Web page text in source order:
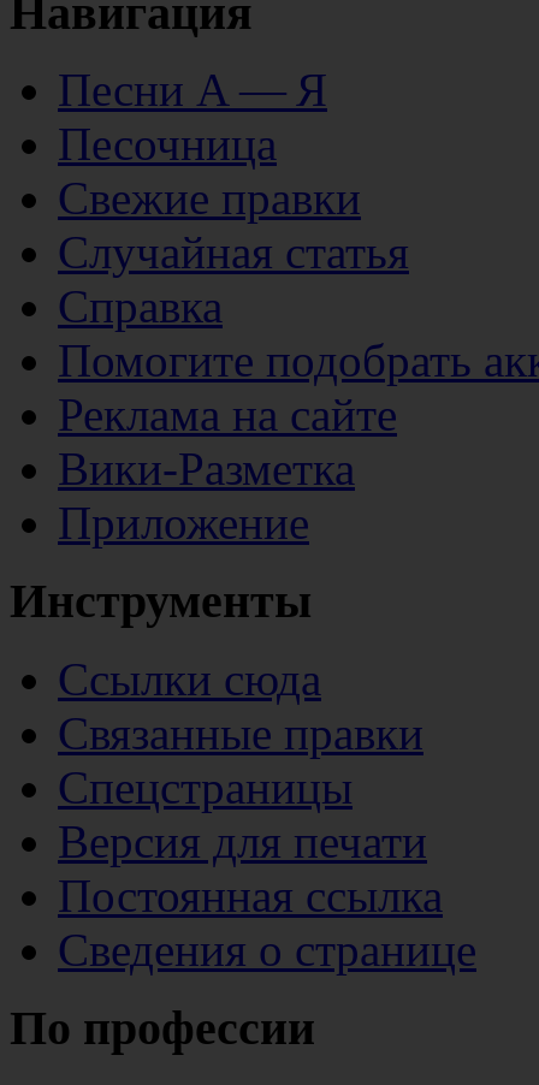
Навигация
Песни А — Я
Песочница
Свежие правки
Случайная статья
Справка
Помогите подобрать
Реклама на сайте
Вики-Разметка
Приложение
Инструменты
Ссылки сюда
Связанные правки
Спецстраницы
Версия для печати
Постоянная ссылка
Сведения о странице
По профессии